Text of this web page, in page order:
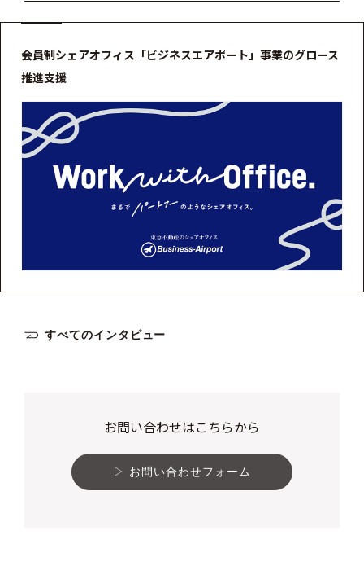
会員制シェアオフィス「ビジネスエアポート」事業のグロース
推進支援
すべてのインタビュー
お問い合わせはこちらから
お問い合わせフォーム